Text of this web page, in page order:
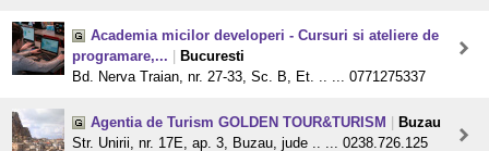
Academia micilor developeri - Cursuri si ateliere de
programare,...
Bucuresti
Bd. Nerva Traian, nr. 27-33, Sc. B, Et. .. ... 0771275337
Agentia de Turism GOLDEN TOUR&TURISM
Buzau
Str. Unirii, nr. 17E, ap. 3, Buzau, jude .. ... 0238.726.125